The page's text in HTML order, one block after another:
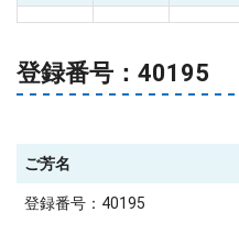
登録番号：40195
ご芳名
登録番号：40195